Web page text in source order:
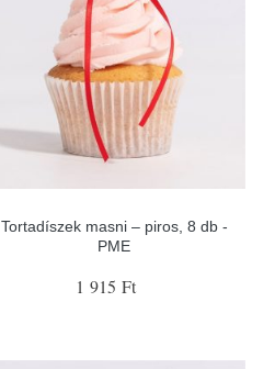
Tortadíszek masni – piros, 8 db -
PME
1 915 Ft